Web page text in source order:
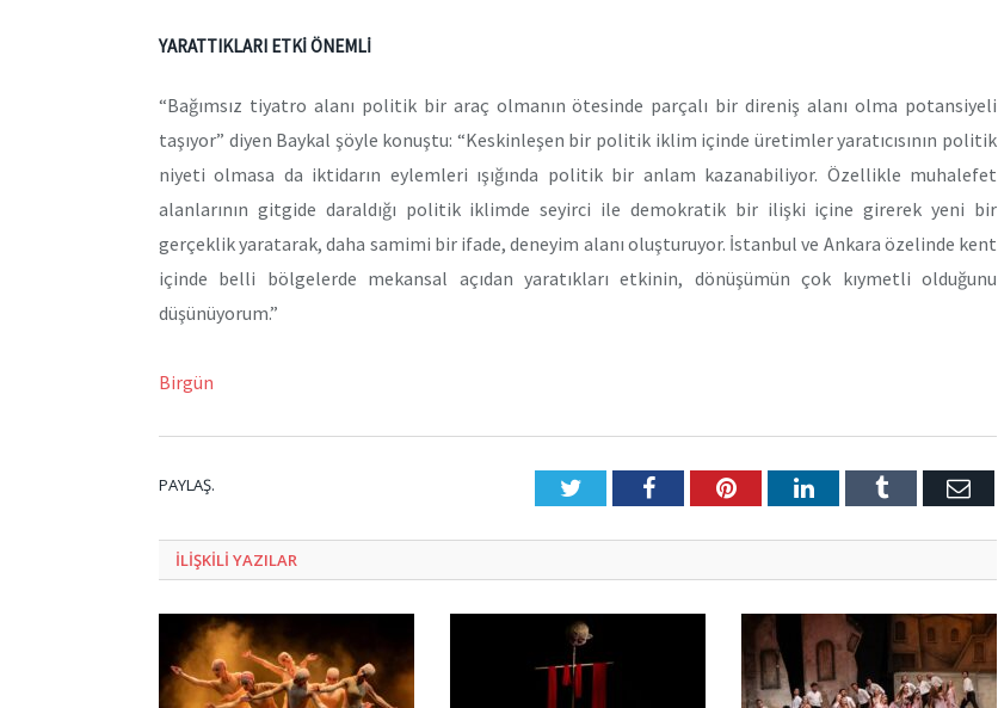
YARATTIKLARI ETKİ ÖNEMLİ
“Bağımsız tiyatro alanı politik bir araç olmanın ötesinde parçalı bir direniş alanı olma potansiyeli
taşıyor” diyen Baykal şöyle konuştu: “Keskinleşen bir politik iklim içinde üretimler yaratıcısının politik
niyeti olmasa da iktidarın eylemleri ışığında politik bir anlam kazanabiliyor. Özellikle muhalefet
alanlarının gitgide daraldığı politik iklimde seyirci ile demokratik bir ilişki içine girerek yeni bir
gerçeklik yaratarak, daha samimi bir ifade, deneyim alanı oluşturuyor. İstanbul ve Ankara özelinde kent
içinde belli bölgelerde mekansal açıdan yaratıkları etkinin, dönüşümün çok kıymetli olduğunu
düşünüyorum.”
Birgün
PAYLAŞ. TwitterFacebookPinterestLinkedInTumblr E-
ILIŞKILI YAZILAR